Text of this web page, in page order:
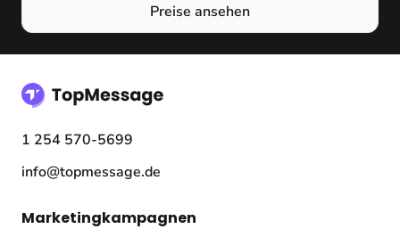
Preise ansehen
1 254 570-5699
info@topmessage.de
Marketingkampagnen